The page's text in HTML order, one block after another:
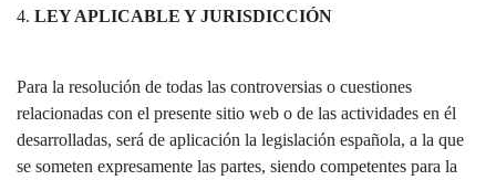
4. LEY APLICABLE Y JURISDICCIÓN
Para la resolución de todas las controversias o cuestiones
relacionadas con el presente sitio web o de las actividades en él
desarrolladas, será de aplicación la legislación española, a la que
se someten expresamente las partes, siendo competentes para la